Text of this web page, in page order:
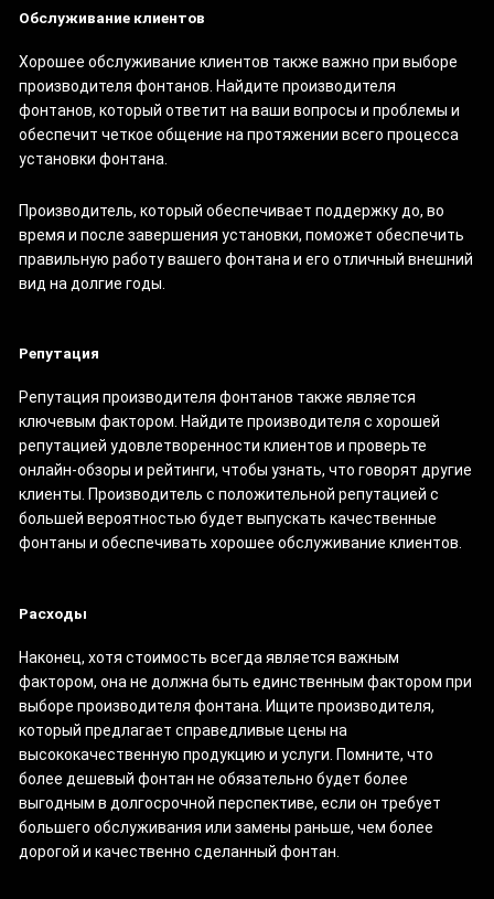
Обслуживание клиентов
Хорошее обслуживание клиентов также важно при выборе
производителя фонтанов. Найдите производителя
фонтанов, который ответит на ваши вопросы и проблемы и
обеспечит четкое общение на протяжении всего процесса
установки фонтана.
Производитель, который обеспечивает поддержку до, во
время и после завершения установки, поможет обеспечить
правильную работу вашего фонтана и его отличный внешний
вид на долгие годы.
Репутация
Репутация производителя фонтанов также является
ключевым фактором. Найдите производителя с хорошей
репутацией удовлетворенности клиентов и проверьте
онлайн-обзоры и рейтинги, чтобы узнать, что говорят другие
клиенты. Производитель с положительной репутацией с
большей вероятностью будет выпускать качественные
фонтаны и обеспечивать хорошее обслуживание клиентов.
Расходы
Наконец, хотя стоимость всегда является важным
фактором, она не должна быть единственным фактором при
выборе производителя фонтана. Ищите производителя,
который предлагает справедливые цены на
высококачественную продукцию и услуги. Помните, что
более дешевый фонтан не обязательно будет более
выгодным в долгосрочной перспективе, если он требует
большего обслуживания или замены раньше, чем более
дорогой и качественно сделанный фонтан.